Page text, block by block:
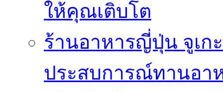
ให้คุณเติบโต
ร้านอาหารญี่ปุ่น จูเก
ประสบการณ์ทานอา